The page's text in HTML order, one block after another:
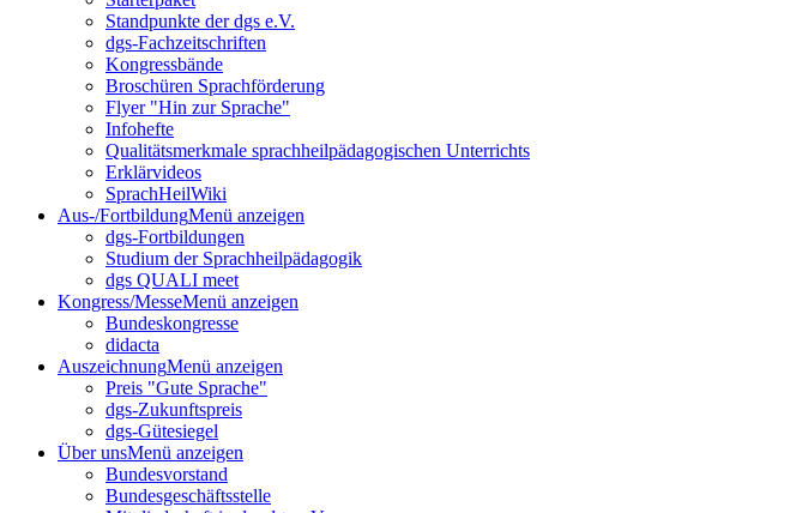
Standpunkte der dgs e.V.
dgs-Fachzeitschriften
Kongressbände
Broschüren Sprachförderung
Flyer "Hin zur Sprache"
Infohefte
Qualitätsmerkmale sprachheilpädagogischen Unterrichts
Erklärvideos
SprachHeilWiki
Aus-/FortbildungMenü anzeigen
dgs-Fortbildungen
Studium der Sprachheilpädagogik
dgs QUALI meet
Kongress/MesseMenü anzeigen
Bundeskongresse
didacta
AuszeichnungMenü anzeigen
Preis "Gute Sprache"
dgs-Zukunftspreis
dgs-Gütesiegel
Über unsMenü anzeigen
Bundesvorstand
Bundesgeschäftsstelle